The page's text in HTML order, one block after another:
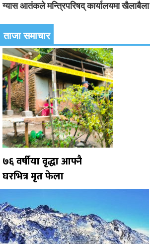
ग्यास आतंकले मन्त्रिपरिषद् कार्यालयमा खैलाबैला
ताजा समाचार
७६ वर्षीया वृद्धा आफ्नै
घरभित्र मृत फेला